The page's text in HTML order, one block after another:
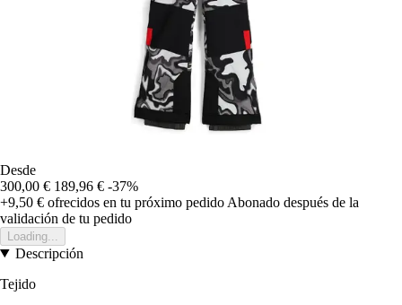
Desde
300,00 € 189,96 € -37%
+9,50 € ofrecidos en tu próximo pedido Abonado después de la
validación de tu pedido
Loading...
Descripción
Tejido